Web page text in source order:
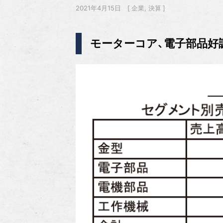
2021年4月15日 企業 決算
モーターコア、電子部品好